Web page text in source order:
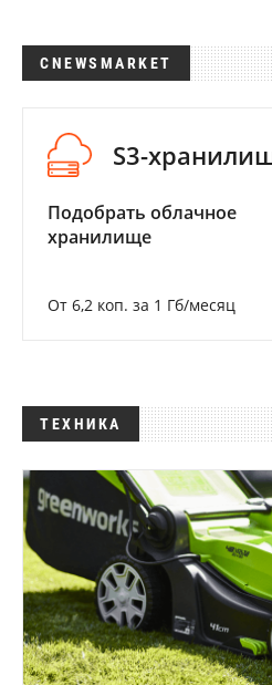
CNEWSMARKET
S3-
Подобрать облачное
хранилище
От 6,2 коп. за 1 Гб/месяц
ТЕХНИКА